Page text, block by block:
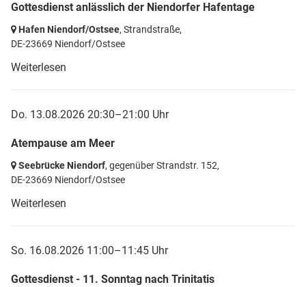
Gottesdienst anlässlich der Niendorfer Hafentage
Hafen Niendorf/Ostsee, Strandstraße,
DE-23669 Niendorf/Ostsee
Weiterlesen
Do. 13.08.2026 20:30–21:00 Uhr
Atempause am Meer
Seebrücke Niendorf, gegenüber Strandstr. 152,
DE-23669 Niendorf/Ostsee
Weiterlesen
So. 16.08.2026 11:00–11:45 Uhr
Gottesdienst - 11. Sonntag nach Trinitatis